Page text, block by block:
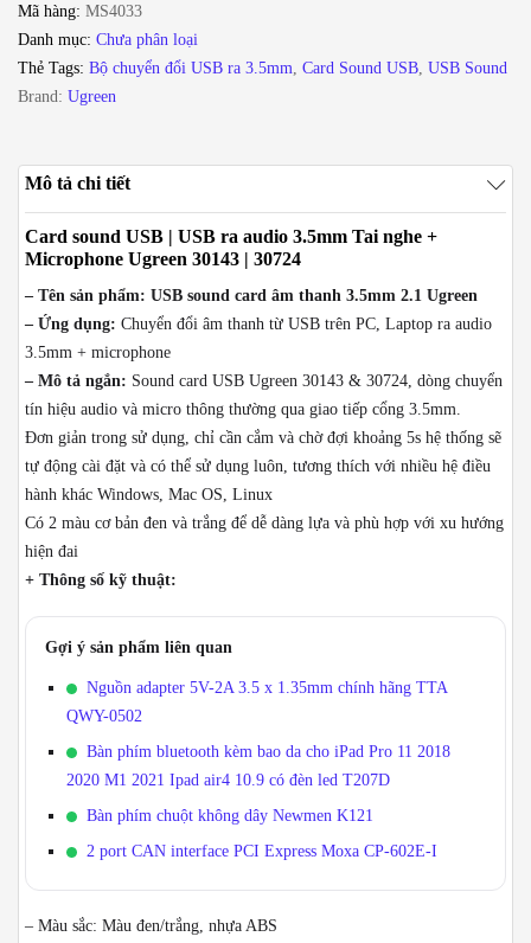
3.5mm
Tai
nghe
+
Ugreen
30143
lượng
Mã hàng: MS4033
Danh mục: Chưa phân loại
Thẻ Tags: Bộ chuyển đổi USB ra 3.5mm Card Sound USB USB Sound
Brand: Ugreen
Mô tả chi tiết
Card sound USB | USB ra audio 3.5mm Tai nghe +
Microphone Ugreen 30143 | 30724
– Tên sản phẩm: USB sound card âm thanh 3.5mm 2.1 Ugreen
– Ứng dụng: Chuyển đổi âm thanh từ USB trên PC, Laptop ra audio
3.5mm + microphone
– Mô tả ngắn: Sound card USB Ugreen 30143 & 30724, dòng chuyển
tín hiệu audio và micro thông thường qua giao tiếp cổng 3.5mm.
Đơn giản trong sử dụng, chỉ cần cắm và chờ đợi khoảng 5s hệ thống sẽ
tự động cài đặt và có thể sử dụng luôn, tương thích với nhiều hệ điều
hành khác Windows, Mac OS, Linux
Có 2 màu cơ bản đen và trắng để dễ dàng lựa và phù hợp với xu hướng
hiện đai
+ Thông số kỹ thuật:
Gợi ý sản phẩm liên quan
Nguồn adapter 5V-2A 3.5 x 1.35mm chính hãng TTA
QWY-0502
Bàn phím bluetooth kèm bao da cho iPad Pro 11 2018
2020 M1 2021 Ipad air4 10.9 có đèn led T207D
Bàn phím chuột không dây Newmen K121
2 port CAN interface PCI Express Moxa CP-602E-I
– Màu sắc: Màu đen/trắng, nhựa ABS